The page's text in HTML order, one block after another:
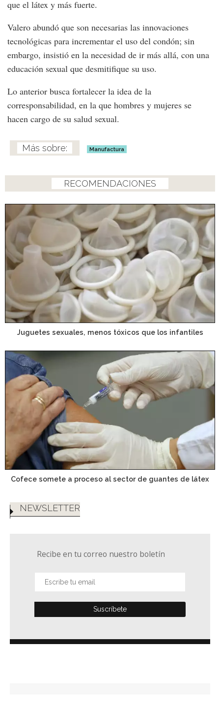
que el látex y más fuerte.
Valero abundó que son necesarias las innovaciones
tecnológicas para incrementar el uso del condón; sin
embargo, insistió en la necesidad de ir más allá, con una
educación sexual que desmitifique su uso.
Lo anterior busca fortalecer la idea de la
corresponsabilidad, en la que hombres y mujeres se
hacen cargo de su salud sexual.
Manufactura
RECOMENDACIONES
Juguetes sexuales, menos tóxicos que los infantiles
Cofece somete a proceso al sector de guantes de látex
NEWSLETTER
Recibe en tu correo nuestro boletín